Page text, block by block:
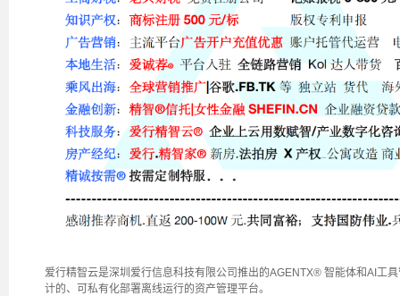
爱行精智云是深圳爱行信息科技有限公司推出的AGENTX® 智能体和AI工
计的、可私有化部署离线运行的资产管理平台。